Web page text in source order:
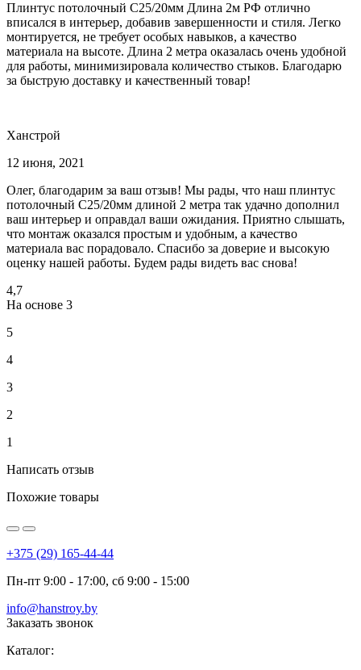
Плинтус потолочный С25/20мм Длина 2м РФ отлично
вписался в интерьер, добавив завершенности и стиля. Легко
монтируется, не требует особых навыков, а качество
материала на высоте. Длина 2 метра оказалась очень удобной
для работы, минимизировала количество стыков. Благодарю
за быструю доставку и качественный товар!
Ханстрой
12 июня, 2021
Олег, благодарим за ваш отзыв! Мы рады, что наш плинтус
потолочный С25/20мм длиной 2 метра так удачно дополнил
ваш интерьер и оправдал ваши ожидания. Приятно слышать,
что монтаж оказался простым и удобным, а качество
материала вас порадовало. Спасибо за доверие и высокую
оценку нашей работы. Будем рады видеть вас снова!
4,7
На основе 3
5
4
3
2
1
Написать отзыв
Похожие товары
+375 (29) 165-44-44
Пн-пт 9:00 - 17:00, сб 9:00 - 15:00
info@hanstroy.by
Заказать звонок
Каталог: